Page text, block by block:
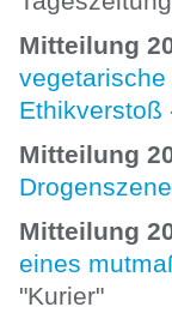
Mitteilung
Ethikverstoß
Mitteilung
Mitteilung
eines
"Kurier"